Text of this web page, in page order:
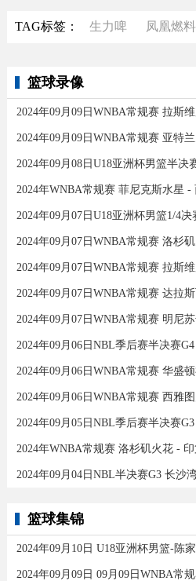
TAG标签： 生力啤 凤凰燃
篮球录像
2024年09月09日WNBA常规赛 亚特
2024年WNBA常规赛 菲尼克斯水星
2024年09月07日WNBA常规赛 洛杉
2024年09月06日WNBA常规赛 西雅
2024年WNBA常规赛 洛杉矶火花 -
篮球集锦